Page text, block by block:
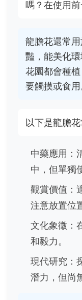
嗎？在使用前
龍膽花還常
豔，能美化
花園都會種
要觸摸或食用
以下是龍膽
中藥應用：
中，但單獨
觀賞價值：
注意放置位
文化象徵：
和毅力。
現代研究：
潛力，但尚